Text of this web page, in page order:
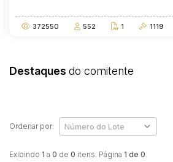
372550 552 1 1119
Destaques do comitente
Exibindo 1 a 0 de 0 itens. Página 1 de 0.
Ordenar por: